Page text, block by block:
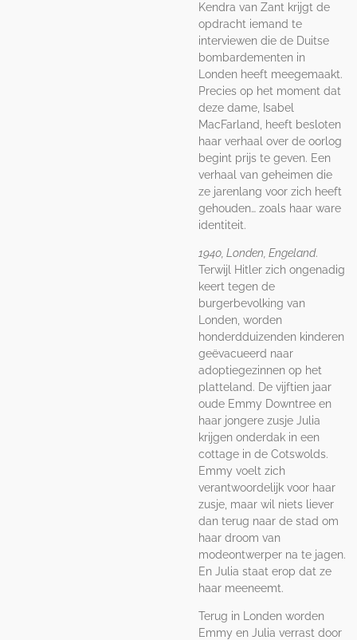
Kendra van Zant krijgt de
opdracht iemand te
interviewen die de Duitse
bombardementen in
Londen heeft meegemaakt.
Precies op het moment dat
deze dame, Isabel
MacFarland, heeft besloten
haar verhaal over de oorlog
begint prijs te geven. Een
verhaal van geheimen die
ze jarenlang voor zich heeft
gehouden… zoals haar ware
identiteit.
1940, Londen, Engeland.
Terwijl Hitler zich ongenadig
keert tegen de
burgerbevolking van
Londen, worden
honderdduizenden kinderen
geëvacueerd naar
adoptiegezinnen op het
platteland. De vijftien jaar
oude Emmy Downtree en
haar jongere zusje Julia
krijgen onderdak in een
cottage in de Cotswolds.
Emmy voelt zich
verantwoordelijk voor haar
zusje, maar wil niets liever
dan terug naar de stad om
haar droom van
modeontwerper na te jagen.
En Julia staat erop dat ze
haar meeneemt.
Terug in Londen worden
Emmy en Julia verrast door